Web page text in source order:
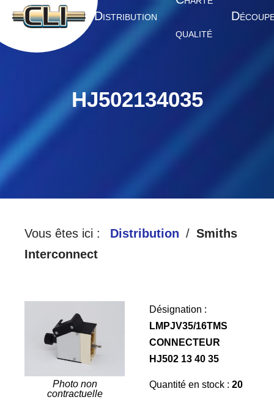
A CCUEIL DISTRIBUTION
QUALITÉ
D
HJ502134035
Vous êtes ici : Distribution
Smiths
Interconnect
Photo non
contractuelle
Désignation :
LMPJV35/16TMS
CONNECTEUR
HJ502 13 40 35
Quantité en stock : 20